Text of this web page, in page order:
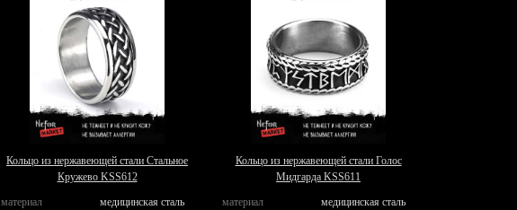
Кольцо из нержавеющей стали Стальное
Кружево KSS612
материал
медицинская сталь
Кольцо из нержавеющей стали Голос
Мидгарда KSS611
материал
медицинская сталь